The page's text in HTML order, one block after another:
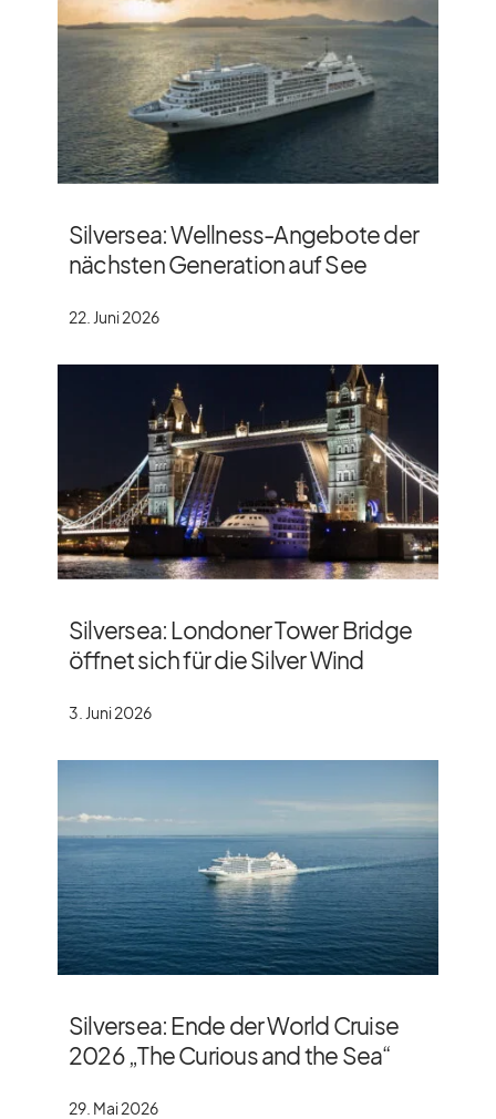
Silversea: Wellness-Angebote der
nächsten Generation auf See
22. Juni 2026
Silversea: Londoner Tower Bridge
öffnet sich für die Silver Wind
3. Juni 2026
Silversea: Ende der World Cruise
2026 „The Curious and the Sea“
29. Mai 2026